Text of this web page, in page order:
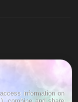
information on
combine and share